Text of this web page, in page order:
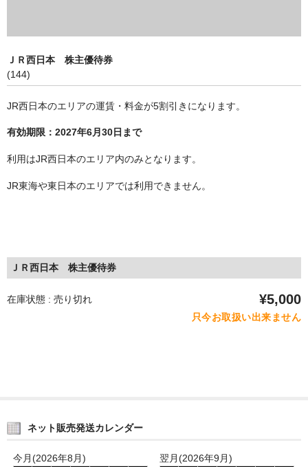
☆よくある質問
ＪＲ西日本 株主優待券
(144)
JR西日本のエリアの運賃・料金が5割引きになります。
有効期限：2027年6月30日まで
利用はJR西日本のエリア内のみとなります。
JR東海や東日本のエリアでは利用できません。
ＪＲ西日本 株主優待券
在庫状態 : 売り切れ ¥5,000
只今お取扱い出来ません
ネット販売発送カレンダー
今月(2026年8月)
翌月(2026年9月)